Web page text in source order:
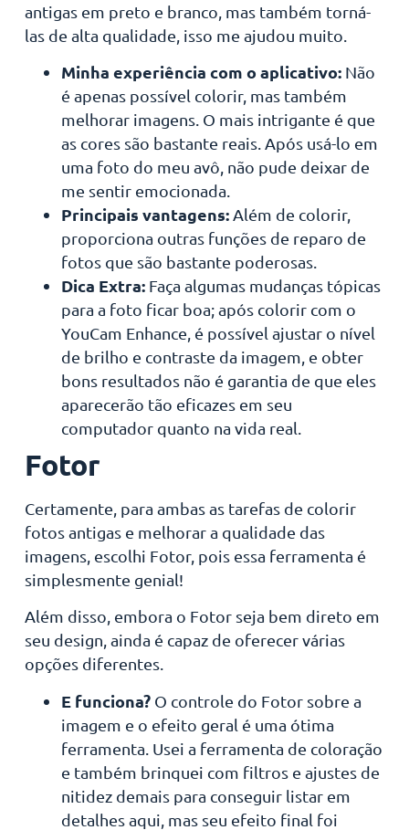
antigas em preto e branco, mas também torná-
las de alta qualidade, isso me ajudou muito.
Minha experiência com o aplicativo:Não
é apenas possível colorir, mas também
melhorar imagens. O mais intrigante é que
as cores são bastante reais. Após usá-lo em
uma foto do meu avô, não pude deixar de
me sentir emocionada.
Principais vantagens:Além de colorir,
proporciona outras funções de reparo de
fotos que são bastante poderosas.
Dica Extra:Faça algumas mudanças tópicas
para a foto ficar boa; após colorir com o
YouCam Enhance, é possível ajustar o nível
de brilho e contraste da imagem, e obter
bons resultados não é garantia de que eles
aparecerão tão eficazes em seu
computador quanto na vida real.
Fotor
Certamente, para ambas as tarefas de colorir
fotos antigas e melhorar a qualidade das
imagens, escolhi Fotor, pois essa ferramenta é
simplesmente genial!
Além disso, embora o Fotor seja bem direto em
seu design, ainda é capaz de oferecer várias
opções diferentes.
E funciona?O controle do Fotor sobre a
imagem e o efeito geral é uma ótima
ferramenta. Usei a ferramenta de coloração
e também brinquei com filtros e ajustes de
nitidez demais para conseguir listar em
detalhes aqui, mas seu efeito final foi